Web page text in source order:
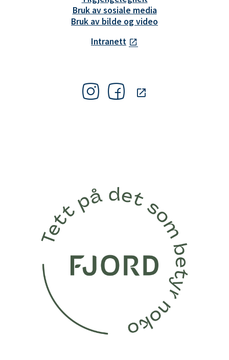
Bruk av sosiale media
Bruk av bilde og video
Intranett